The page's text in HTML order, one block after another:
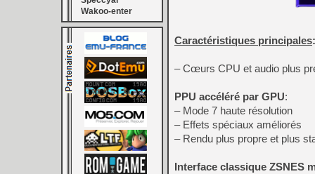
Wakoo-enter
Caractéristiques principales:
– Cœurs CPU et audio plus
PPU accéléré par GPU:
– Mode 7 haute résolution
– Effets spéciaux améliorés
– Rendu plus propre et plus
Interface classique ZSNES